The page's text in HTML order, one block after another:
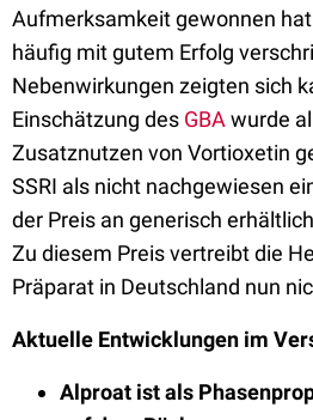
Aufmerksamkeit gewonnen
häufig mit gutem Erfolg
Nebenwirkungen zeigten sich
Einschätzung des GBA wurde
Zusatznutzen von Vortioxetin
SSRI als nicht nachgewiesen
der Preis an generisch
Zu diesem Preis vertreibt die
Präparat in Deutschland nun
Aktuelle Entwicklungen im
Alproat ist als